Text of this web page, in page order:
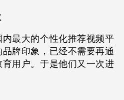
最大的个性化推荐视频平
牌印象，已经不需要再通
用户。于是他们又一次进